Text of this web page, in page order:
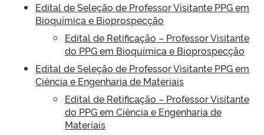
Edital de Seleção de Professor Visitante PPG em
Bioquímica e Bioprospecção
Edital de Retificação – Professor Visitante
do PPG em Bioquímica e Bioprospecção
Edital de Seleção de Professor Visitante PPG em
Ciência e Engenharia de Materiais
Edital de Retificação – Professor Visitante
do PPG em Ciência e Engenharia de
Materiais